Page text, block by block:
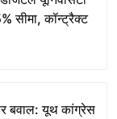
सीमा, कॉन्ट्रैक्ट
पर बवाल: यूथ कांग्रेस